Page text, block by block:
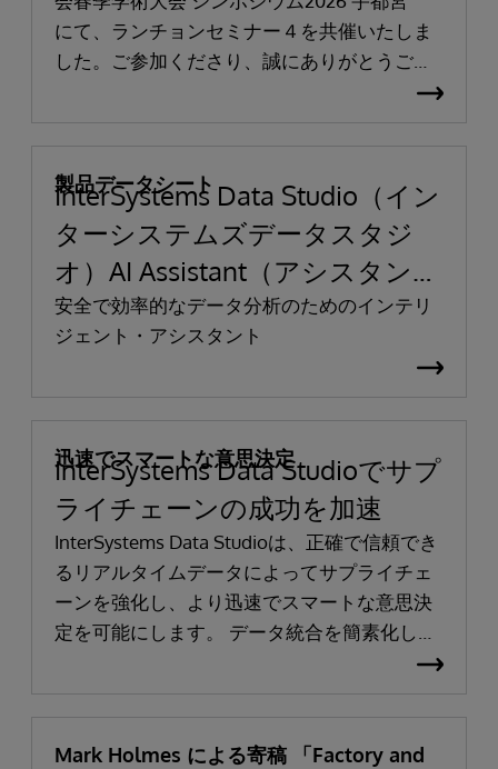
にて、ランチョンセミナー４を共催いたしま
した。ご参加くださり、誠にありがとうござ
製品データシート
InterSystems Data Studio（イン
ターシステムズデータスタジ
オ）AI Assistant（アシスタン
ト）
安全で効率的なデータ分析のためのインテリ
ジェント・アシスタント
迅速でスマートな意思決定
InterSystems Data Studioでサプ
ライチェーンの成功を加速
InterSystems Data Studioは、正確で信頼でき
るリアルタイムデータによってサプライチェ
ーンを強化し、より迅速でスマートな意思決
定を可能にします。 データ統合を簡素化し、
サプライチェーンデータを調和させるローコ
し、コストを削減し、価値実現までの時間を
Mark Holmes による寄稿 「Factory and